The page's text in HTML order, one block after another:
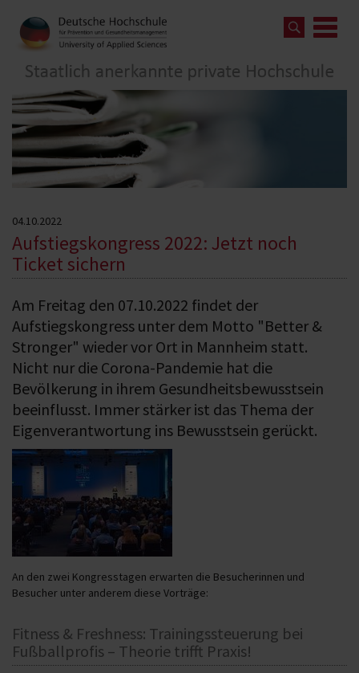
04.10.2022
Aufstiegskongress 2022: Jetzt noch
Ticket sichern
Am Freitag den 07.10.2022 findet der
Aufstiegskongress unter dem Motto "Better &
Stronger" wieder vor Ort in Mannheim statt.
Nicht nur die Corona-Pandemie hat die
Bevölkerung in ihrem Gesundheitsbewusstsein
beeinflusst. Immer stärker ist das Thema der
Eigenverantwortung ins Bewusstsein gerückt.
An den zwei Kongresstagen erwarten die Besucherinnen und
Besucher unter anderem diese Vorträge:
Fitness & Freshness: Trainingssteuerung bei
Fußballprofis – Theorie trifft Praxis!